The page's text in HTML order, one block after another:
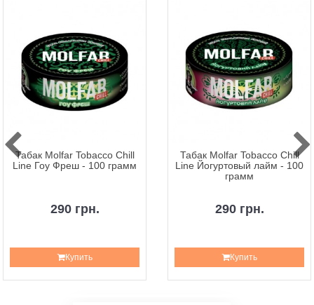
Табак Molfar Tobacco Chill
Line Гоу Фреш - 100 грамм
290 грн.
Купить
Табак Molfar Tobacco Chill
Line Йогуртовый лайм - 100
грамм
290 грн.
Купить